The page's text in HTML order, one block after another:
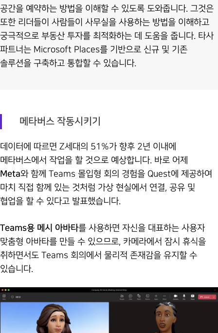
공간을 예약하는 방법을 이해할 수 있도록 도와줍니다. 그것은
또한 리더들이 사람들이 사무실을 사용하는 방법을 이해하고
궁극적으로 부동산 투자를 최적화하는 데 도움을 줍니다. 타사
파트너는 Microsoft Places를 기반으로 신규 및 기존
솔루션을 구축하고 통합할 수 있습니다.
메타버스 작동시키기
데이터에 따르면 Z세대의 51%가 향후 2년 이내에
메타버스에서 작업을 할 것으로 예상합니다. 바로 어제
Meta와 함께 Teams 몰입형 회의 경험을 Quest에 제공하여
마치 직접 함께 있는 것처럼 가상 현실에서 연결, 공유 및
협업을 할 수 있다고 발표했습니다.
Teams용 메시 아바타를 사용하면 자신을 대표하는 사용자
맞춤형 아바타를 만들 수 있으므로, 카메라에서 잠시 휴식을
취하면서도 Teams 회의에서 물리적 존재감을 유지할 수
있습니다.